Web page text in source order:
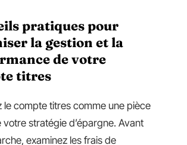
pratiques pour
la gestion et la
de votre
titres
le compte titres comme une pièce
stratégie d’épargne. Avant
examinez les frais de